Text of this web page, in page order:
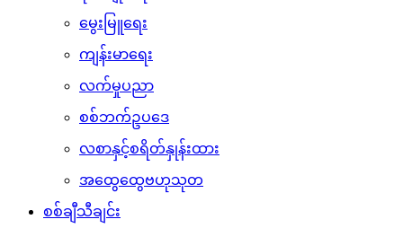
မွေးမြူရေး
ကျန်းမာရေး
လက်မှုပညာ
စစ်ဘက်ဥပဒေ
လစာနှင့်စရိတ်နှုန်းထား
အထွေထွေဗဟုသုတ
စစ်ချီသီချင်း